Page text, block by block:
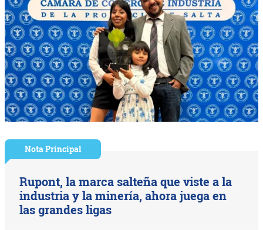
Nota Principal
Rupont, la marca salteña que viste a la
industria y la minería, ahora juega en
las grandes ligas